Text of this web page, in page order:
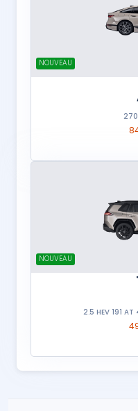
NOUVEAU
NOUVEAU
2.5 HEV 191